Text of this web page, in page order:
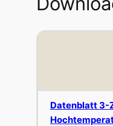
Datenblatt 3-